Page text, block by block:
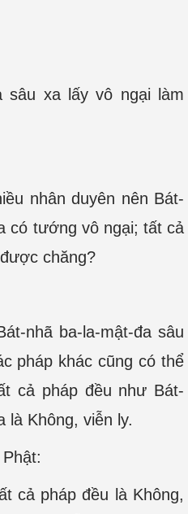
sâu xa lấy vô ngại làm
nhân duyên nên Bát-
có tướng vô ngại; tất cả
chăng?
nhã ba-la-mật-đa sâu
pháp khác cũng có thể
cả pháp đều như Bát-
là Không, viễn ly.
cả pháp đều là Không,